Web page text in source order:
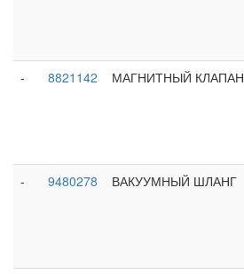
-
8821142 МАГНИТНЫЙ КЛАПАН
-
9480278 ВАКУУМНЫЙ ШЛАНГ